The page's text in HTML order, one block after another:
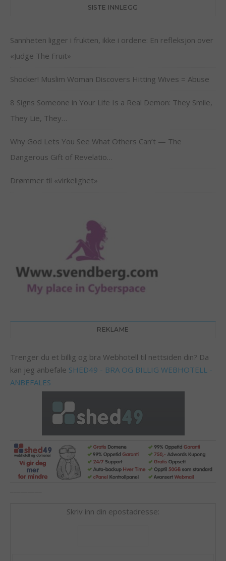
SISTE INNLEGG
Sannheten ligger i frukten, ikke i ordene: En refleksjon over
«Judge The Fruit»
Shocker! Muslim Woman Discovers Hitting Wives = Abuse
8 Signs Someone in Your Life Is a Real Demon: They Smile,
They Lie, They…
Why God Lets You See What Others Can’t — The
Dangerous Gift of Revelatio…
Drømmer til «virkelighet»
REKLAME
Trenger du et billig og bra Webhotell til nettsiden din? Da
kan jeg anbefale SHED49 - BRA OG BILLIG WEBHOTELL -
ANBEFALES
Skriv inn din epostadresse: